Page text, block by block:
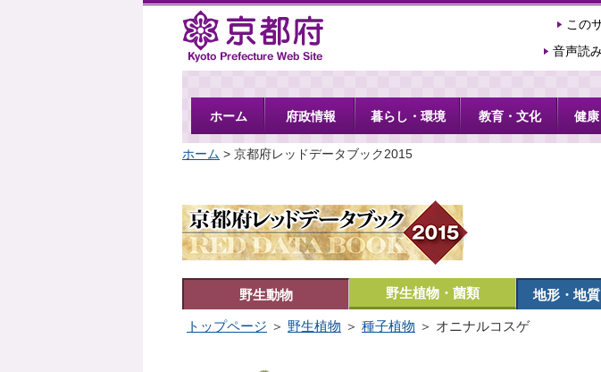
京都府
この
音声読
ホーム 府政情報 暮らし・環境 教育・文化 健
ホーム > 京都府レッドデータブック2015
野生動物 野生植物・菌類 地形・地
トップページ ＞ 野生植物 ＞ 種子植物 ＞ オニナルコスゲ